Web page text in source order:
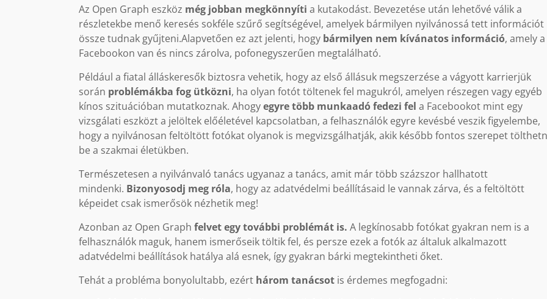
Az Open Graph eszköz még jobban megkönnyíti a kutakodást. Bevezetése után lehetővé válik a
részletekbe menő keresés sokféle szűrő segítségével, amelyek bármilyen nyilvánossá tett információt
össze tudnak gyűjteni.Alapvetően ez azt jelenti, hogy bármilyen nem kívánatos információ, amely a
Facebookon van és nincs zárolva, pofonegyszerűen megtalálható.
Például a fiatal álláskeresők biztosra vehetik, hogy az első állásuk megszerzése a vágyott karrierjük
során problémákba fog ütközni, ha olyan fotót töltenek fel magukról, amelyen részegen vagy egyéb
kínos szituációban mutatkoznak. Ahogyegyre több munkaadó fedezi fel a Facebookot mint egy
vizsgálati eszközt a jelöltek előéletével kapcsolatban, a felhasználók egyre kevésbé veszik figyelembe,
hogy a nyilvánosan feltöltött fotókat olyanok is megvizsgálhatják, akik később fontos szerepet
be a szakmai életükben.
Természetesen a nyilvánvaló tanács ugyanaz a tanács, amit már több százszor hallhatott
mindenki. Bizonyosodj meg róla, hogy az adatvédelmi beállításaid le vannak zárva, és a feltöltött
képeidet csak ismerősök nézhetik meg!
Azonban az Open Graph felvet egy további problémát is. A legkínosabb fotókat gyakran nem is a
felhasználók maguk, hanem ismerőseik töltik fel, és persze ezek a fotók az általuk alkalmazott
adatvédelmi beállítások hatálya alá esnek, így gyakran bárki megtekintheti őket.
Tehát a probléma bonyolultabb, ezért három tanácsot is érdemes megfogadni: